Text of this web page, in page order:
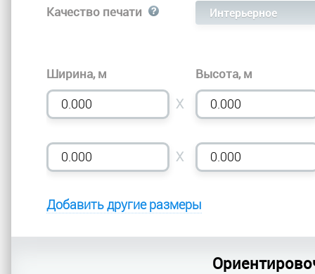
Качество печати Интерьерное
Ширина, м
X
Высота, м
X
Добавить другие размеры